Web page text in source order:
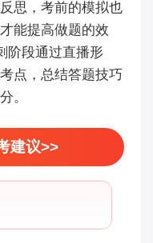
思，考前的模拟也
能提高做题的效
阶段通过直播形
点，总结答题技巧
。
建议>>